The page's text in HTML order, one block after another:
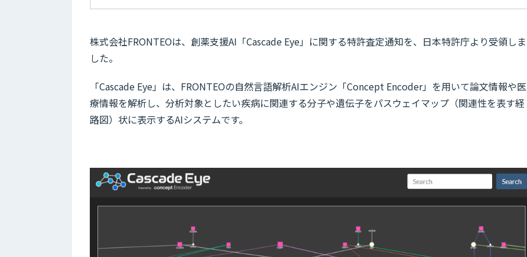
株式会社FRONTEOは、創薬支援AI「Cascade Eye」に関する特許査定通知を、日本特許庁より受領しま
した。
「Cascade Eye」は、FRONTEOの自然言語解析AIエンジン「Concept Encoder」を用いて論文情報や医
療情報を解析し、分析対象としたい疾病に関連する分子や遺伝子をパスウェイマップ（関連性を表す経
路図）状に表示するAIシステムです。